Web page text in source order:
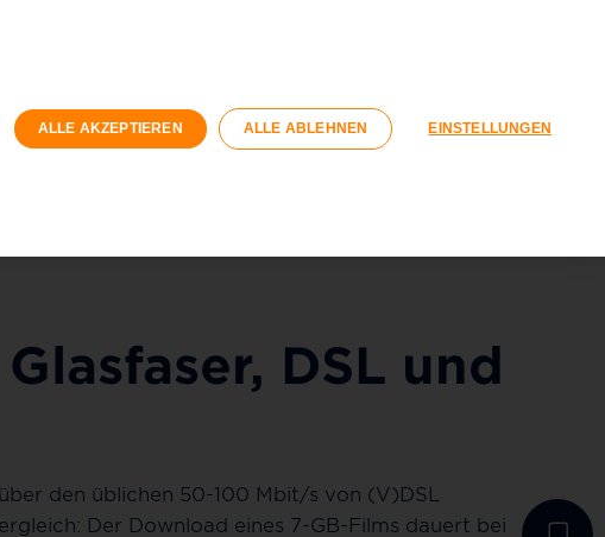
Registrieren
DSL und
den üblichen 50-100 Mbit/s von (V)DSL
Der Download eines 7-GB-Films dauert bei
ALLE AKZEPTIEREN ALLE ABLEHNEN EINSTELLUNGEN